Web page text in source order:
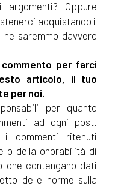
Oppure
acquistando i
saremmo davvero
per farci
articolo, il tuo
per noi.
per quanto
ad ogni post.
i commenti ritenuti
o della onorabilità di
contengano dati
delle norme sulla